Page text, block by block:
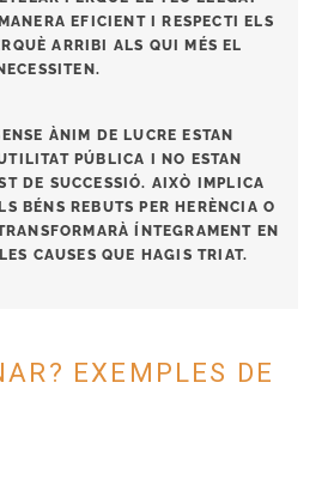
EFICIENT I RESPECTI ELS
ARRIBI ALS QUI MÉS EL
ÀNIM DE LUCRE ESTAN
PÚBLICA I NO ESTAN
DE SUCCESSIÓ. AIXÒ IMPLICA
BÉNS REBUTS PER HERÈNCIA O
ÍNTEGRAMENT EN
CAUSES QUE HAGIS TRIAT.
EXEMPLES DE